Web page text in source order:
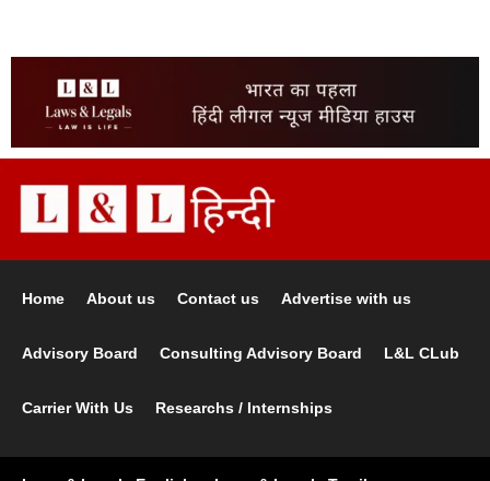
Home About us Contact us Advertise with us
Advisory Board Consulting Advisory Board L&L CLub
Carrier With Us Researchs / Internships